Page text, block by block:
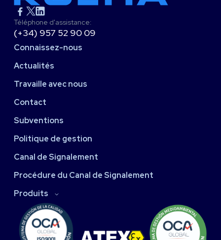
Téléphone d'assistance:
(+34) 957 52 90 09
Connaissez-nous
Actualités
Travaille avec nous
Contact
Subventions
Politique de gestion
Canal de Signalement
Procédure du Canal de Signalement
Produits